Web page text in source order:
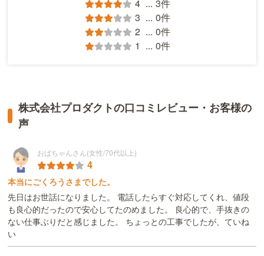
4 ... 3件
3 ... 0件
2 ... 0件
1 ... 0件
株式会社プロダクトの口コミレビュー・お客様の
声
おばちゃんさん(女性/70代以上)
4
本当にごくろうさまでした。
先日はお世話になりました。 電話したらすぐ対応してくれ、値段
も良心的だったので安心してたのめました。 良心的で、手抜きの
ない仕事ぶりだと感じました。 ちょっとの工事でしたが、ていね
い